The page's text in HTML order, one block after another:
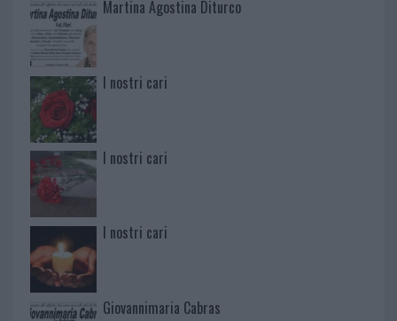
Martina Agostina Diturco
I nostri cari
I nostri cari
I nostri cari
Giovannimaria Cabras